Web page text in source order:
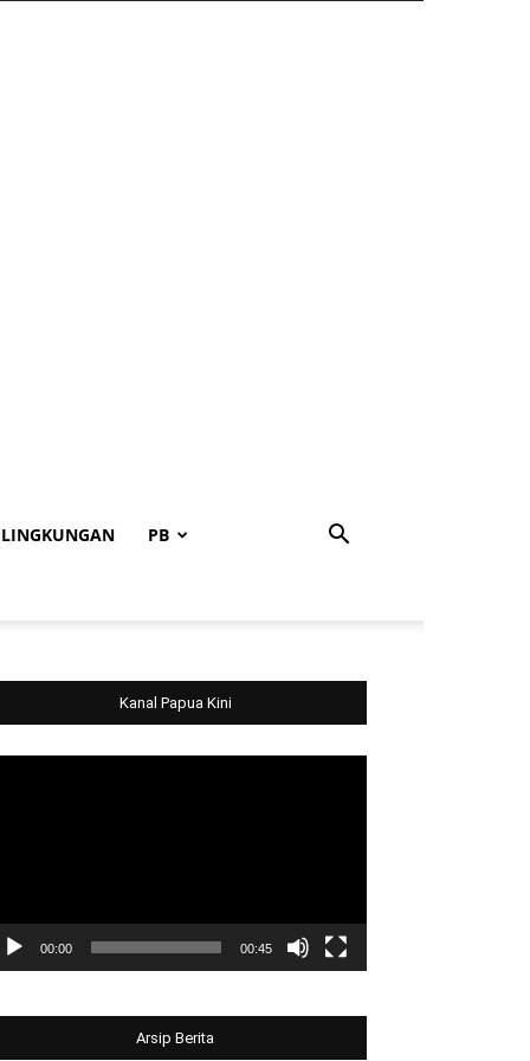
LINGKUNGAN PB
Kanal Papua Kini
00:00 00:45
Arsip Berita